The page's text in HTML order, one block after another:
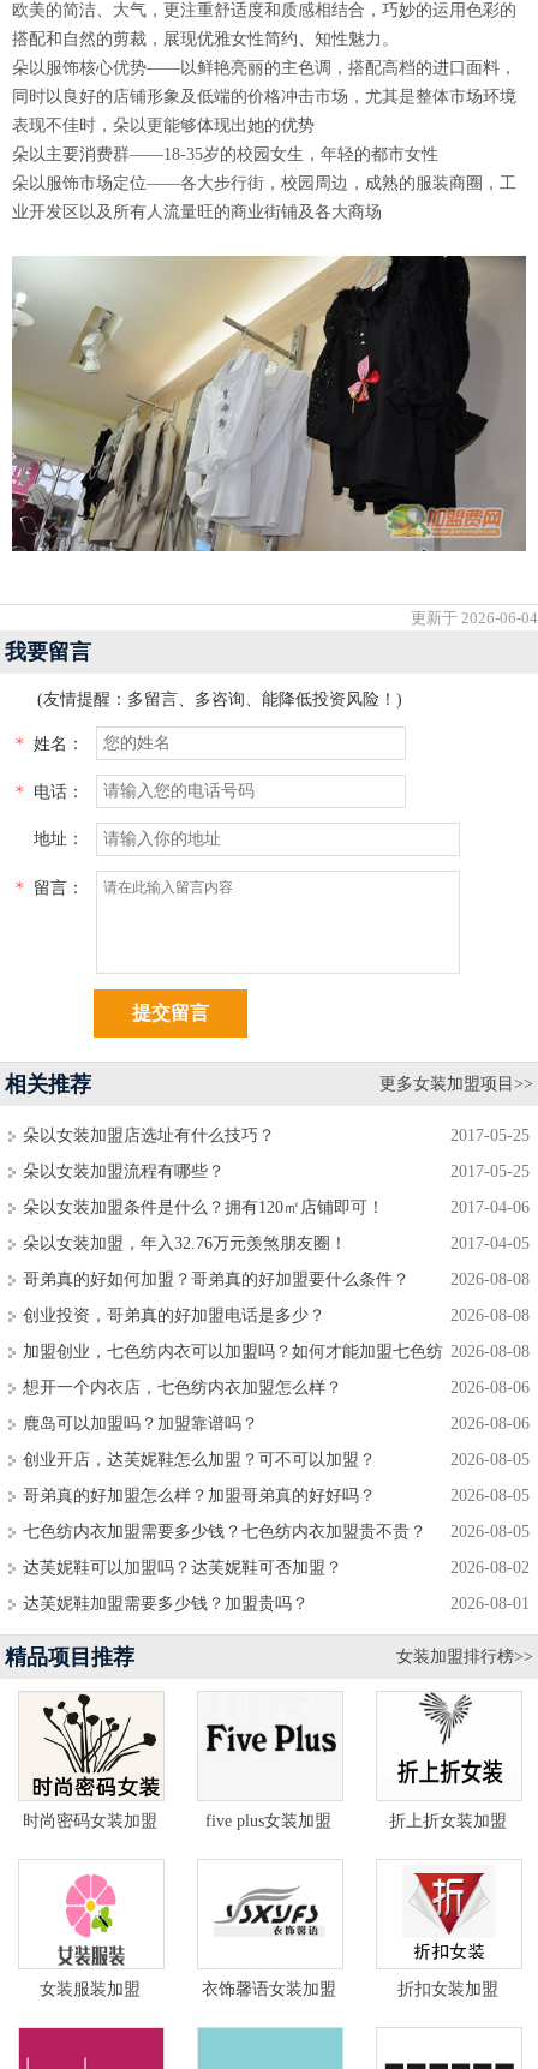
欧美的简洁、大气，更注重舒适度和质感相结合，巧妙的运用色彩的
搭配和自然的剪裁，展现优雅女性简约、知性魅力。
朵以服饰核心优势——以鲜艳亮丽的主色调，搭配高档的进口面料，
同时以良好的店铺形象及低端的价格冲击市场，尤其是整体市场环境
表现不佳时，朵以更能够体现出她的优势
朵以主要消费群——18-35岁的校园女生，年轻的都市女性
朵以服饰市场定位——各大步行街，校园周边，成熟的服装商圈，工
业开发区以及所有人流量旺的商业街铺及各大商场
更新于 2026-06-04
我要留言
(友情提醒：多留言、多咨询、能降低投资风险！)
* 姓名：
* 电话：
地址：
* 留言：
相关推荐 更多女装加盟项目>>
2017-05-25
朵以女装加盟店选址有什么技巧？
2017-05-25
朵以女装加盟流程有哪些？
2017-04-06
朵以女装加盟条件是什么？拥有120㎡店铺即可！
2017-04-05
朵以女装加盟，年入32.76万元羡煞朋友圈！
2026-08-08
哥弟真的好如何加盟？哥弟真的好加盟要什么条件？
2026-08-08
创业投资，哥弟真的好加盟电话是多少？
2026-08-08
加盟创业，七色纺内衣可以加盟吗？如何才能加盟七色纺
内衣？
2026-08-06
想开一个内衣店，七色纺内衣加盟怎么样？
2026-08-06
鹿岛可以加盟吗？加盟靠谱吗？
2026-08-05
创业开店，达芙妮鞋怎么加盟？可不可以加盟？
2026-08-05
哥弟真的好加盟怎么样？加盟哥弟真的好好吗？
2026-08-05
七色纺内衣加盟需要多少钱？七色纺内衣加盟贵不贵？
2026-08-02
达芙妮鞋可以加盟吗？达芙妮鞋可否加盟？
2026-08-01
达芙妮鞋加盟需要多少钱？加盟贵吗？
精品项目推荐 女装加盟排行榜>>
时尚密码女装加盟 five plus女装加盟 折上折女装加盟
女装服装加盟 衣饰馨语女装加盟 折扣女装加盟